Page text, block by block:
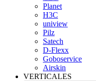
Planet
H3C
uniview
Pilz
Satech
D-Flexx
Goboservice
Airskin
VERTICALES